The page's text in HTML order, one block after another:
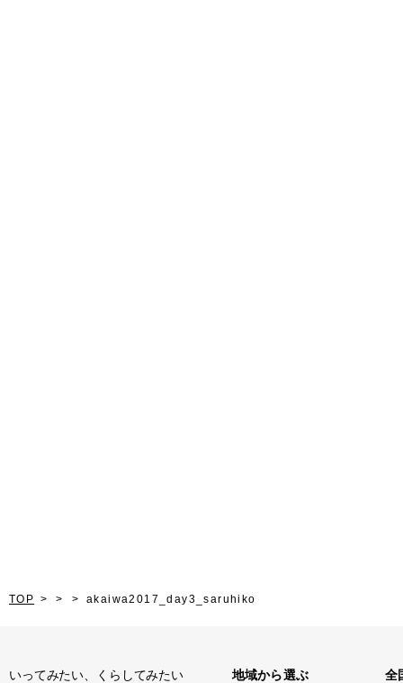
TOP akaiwa2017_day3_saruhiko
いってみたい、くらしてみたい 地域から選ぶ 全